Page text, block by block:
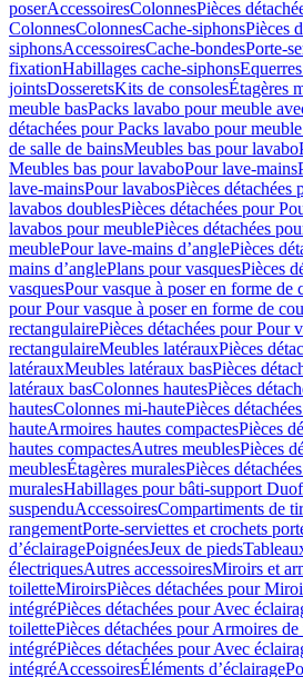
poserAccessoiresColonnesPièces
ColonnesColonnesCache-siphonsPièces
siphonsAccessoiresCache-bondesPorte-
fixationHabillages cache-siphons
jointsDosseretsKits de consolesÉtagères
meuble basPacks lavabo pour meuble
détachées pour Packs lavabo pour
de salle de bainsMeubles bas pour lavabo
Meubles bas pour lavaboPour lave-mains
lave-mainsPour lavabosPièces détachées
lavabos doublesPièces détachées pour
lavabos pour meublePièces détachées
meublePour lave-mains d’anglePièces
mains d’anglePlans pour vasquesPièces
vasquesPour vasque à poser en forme de
pour Pour vasque à poser en forme de
rectangulairePièces détachées pour Pour
rectangulaireMeubles latérauxPièces
latérauxMeubles latéraux basPièces
latéraux basColonnes hautesPièces
hautesColonnes mi-hautePièces
hauteArmoires hautes compactesPièces
hautes compactesAutres meublesPièces
meublesÉtagères muralesPièces
muralesHabillages pour bâti-support
suspenduAccessoiresCompartiments de
rangementPorte-serviettes et crochets
d’éclairagePoignéesJeux de pieds
électriquesAutres accessoiresMiroirs et
toiletteMiroirsPièces détachées pour
intégréPièces détachées pour Avec
toilettePièces détachées pour Armoires
intégréPièces détachées pour Avec
intégréAccessoiresÉléments d’éclairage